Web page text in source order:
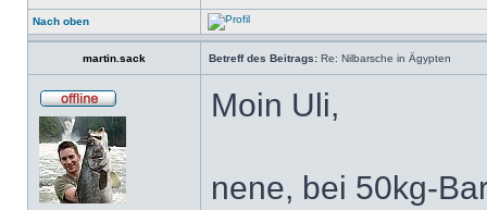
Nach oben
martin.sack Betreff des Beitrags: Re: Nilbarsche in Ägypten
Moin Uli,
nene, bei 50kg-